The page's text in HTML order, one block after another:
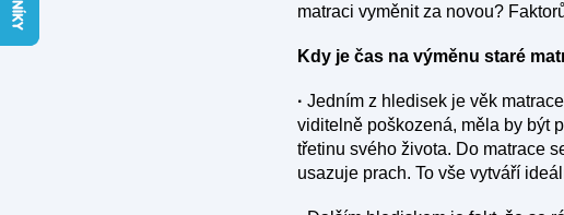
matraci vyměnit za novou?
Kdy je čas na výměnu staré
· Jedním z hledisek je věk
viditelně poškozená, měla by být
třetinu svého života. Do matrace
usazuje prach. To vše vytváří